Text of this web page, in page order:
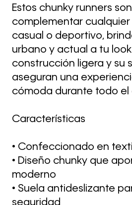
Estos chunky runners
complementar
casual o deportivo,
urbano y actual a tu
construcción ligera y su
aseguran una
cómoda durante todo el
Características
• Confeccionado en textil
• Diseño chunky que
moderno
• Suela antideslizante
seguridad